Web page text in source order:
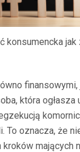
konsumencka
która ogłasza
To oznacza, że
mających